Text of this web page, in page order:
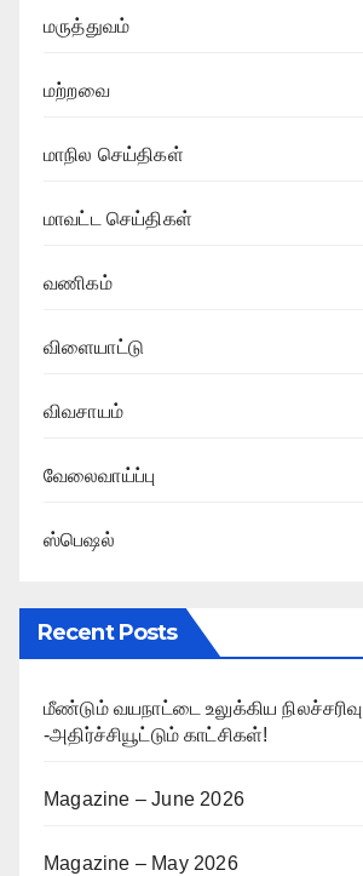
மருத்துவம்
மற்றவை
மாநில செய்திகள்
மாவட்ட செய்திகள்
வணிகம்
விளையாட்டு
விவசாயம்
வேலைவாய்ப்பு
ஸ்பெஷல்
Recent Posts
மீண்டும் வயநாட்டை உலுக்கிய நிலச்சரிவு
-அதிர்ச்சியூட்டும் காட்சிகள்!
Magazine – June 2026
Magazine – May 2026